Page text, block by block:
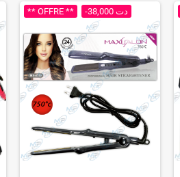
** OFFRE ** -38,000 دت